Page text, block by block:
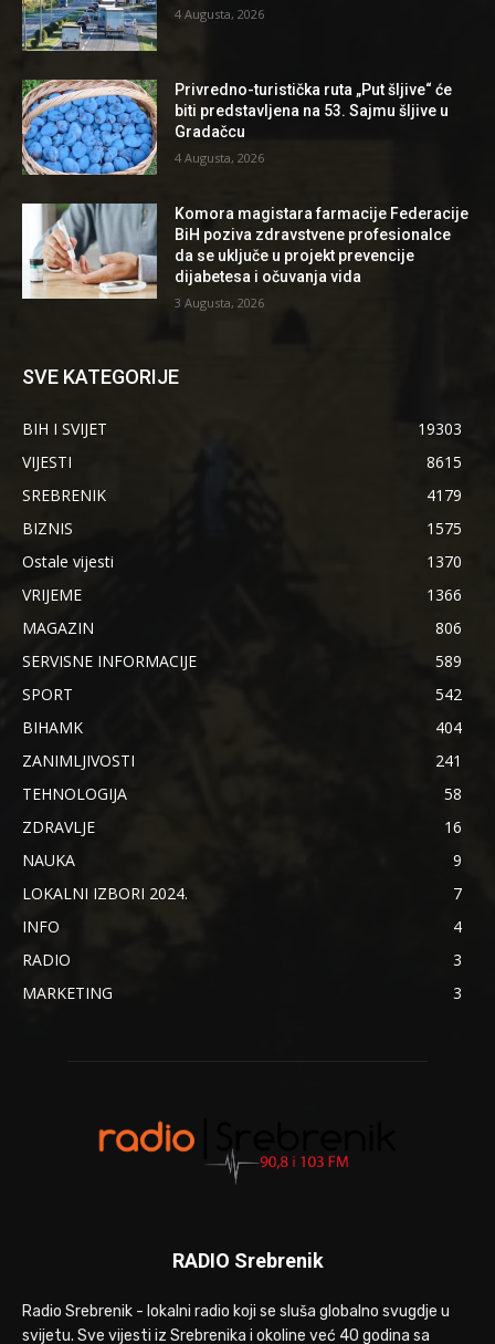
4 Augusta, 2026
Privredno-turistička ruta „Put šljive“ će
biti predstavljena na 53. Sajmu šljive u
Gradačcu
4 Augusta, 2026
Komora magistara farmacije Federacije
BiH poziva zdravstvene profesionalce
da se uključe u projekt prevencije
dijabetesa i očuvanja vida
3 Augusta, 2026
SVE KATEGORIJE
BIH I SVIJET
19303
VIJESTI
8615
SREBRENIK
4179
BIZNIS
1575
Ostale vijesti
1370
VRIJEME
1366
MAGAZIN
806
SERVISNE INFORMACIJE
589
SPORT
542
BIHAMK
404
ZANIMLJIVOSTI
241
TEHNOLOGIJA
58
ZDRAVLJE
16
NAUKA
9
LOKALNI IZBORI 2024.
7
INFO
4
RADIO
3
MARKETING
3
RADIO Srebrenik
Radio Srebrenik - lokalni radio koji se sluša globalno svugdje u
svijetu. Sve vijesti iz Srebrenika i okoline već 40 godina sa